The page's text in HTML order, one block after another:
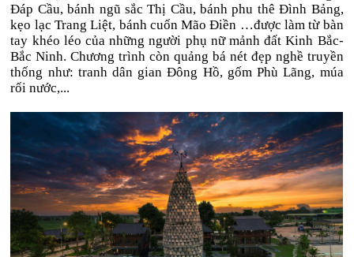
Đáp Cầu, bánh ngũ sắc Thị Cầu, bánh phu thê Đình Bảng,
kẹo lạc Trang Liệt, bánh cuốn Mão Điền …được làm từ bàn
tay khéo léo của những người phụ nữ mảnh đất Kinh Bắc-
Bắc Ninh. Chương trình còn quảng bá nét đẹp nghề truyền
thống như: tranh dân gian Đông Hồ, gốm Phù Lãng, múa
rối nước,...